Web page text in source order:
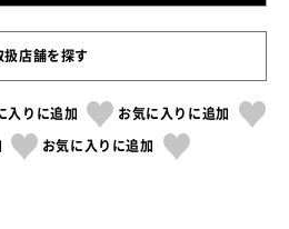
扱店舗を探す
入りに追加
お気に入りに追加
お気に入りに追加